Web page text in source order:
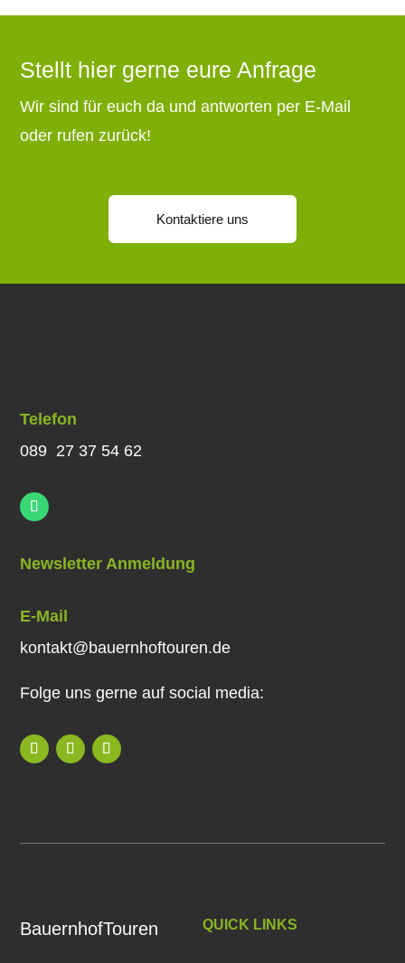
Stellt hier gerne eure Anfrage
Wir sind für euch da und antworten per E-Mail
oder rufen zurück!
Kontaktiere uns
Telefon
089 27 37 54 62
Newsletter Anmeldung
E-Mail
kontakt@bauernhoftouren.de
Folge uns gerne auf social media:
BauernhofTouren QUICK LINKS